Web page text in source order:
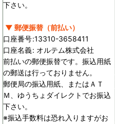
下さい。
▼ 郵便振替（前払い）
口座番号:13310-3658411
口座名義: オルテム株式会社
前払いの郵便振替です。振込用紙
の郵送は行っておりません。
郵便局の振込用紙、またはＡＴ
Ｍ、ゆうちょダイレクトでお振込
下さい。
※振込手数料は恐れ入りますがお